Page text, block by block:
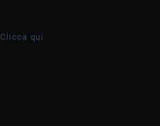
Clicca qui